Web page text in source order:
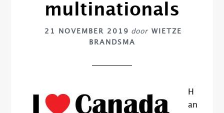
multinationals
21 NOVEMBER 2019 door WIETZE
BRANDSMA
H
an